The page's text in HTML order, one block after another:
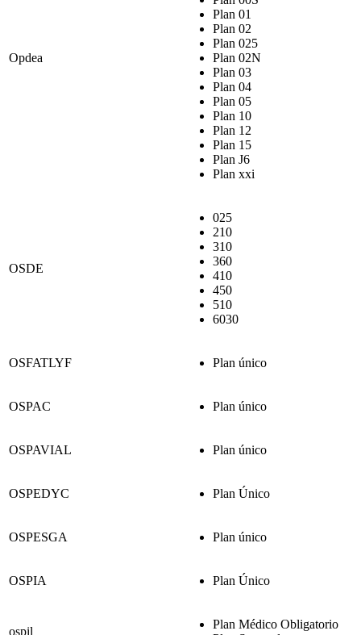
Opdea
Plan 01
Plan 02
Plan 025
Plan 02N
Plan 03
Plan 04
Plan 05
Plan 10
Plan 12
Plan 15
Plan J6
Plan xxi
OSDE
025
210
310
360
410
450
510
6030
OSFATLYF Plan único
OSPAC Plan único
OSPAVIAL Plan único
OSPEDYC Plan Único
OSPESGA Plan único
OSPIA Plan Único
ospil
Plan Médico Obligatorio